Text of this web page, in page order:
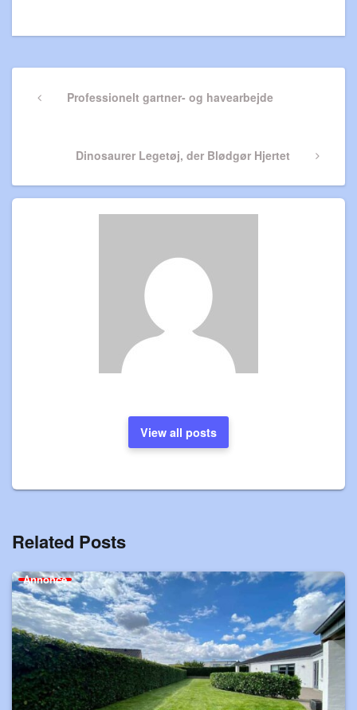
PreviousProfessionelt gartner- og havearbejde
Next
Dinosaurer Legetøj, der Blødgør Hjertet
View all posts
Related Posts
Annonce